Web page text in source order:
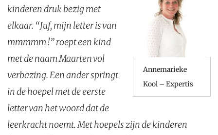
Annemarieke
Kool – Expertis
kinderen druk bezig met
elkaar. “Juf, mijn letter is van
mmmmm !” roept een kind
met de naam Maarten vol
verbazing. Een ander springt
in de hoepel met de eerste
letter van het woord dat de
leerkracht noemt. Met hoepels zijn de kinderen